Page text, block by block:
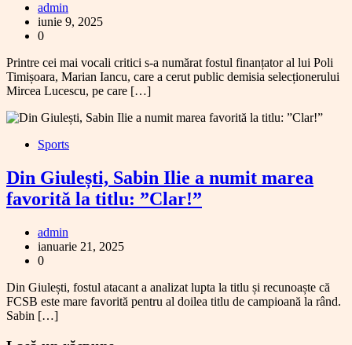
admin
iunie 9, 2025
0
Printre cei mai vocali critici s-a numărat fostul finanțator al lui Poli
Timișoara, Marian Iancu, care a cerut public demisia selecționerului
Mircea Lucescu, pe care […]
Sports
Din Giulești, Sabin Ilie a numit marea
favorită la titlu: ”Clar!”
admin
ianuarie 21, 2025
0
Din Giulești, fostul atacant a analizat lupta la titlu și recunoaște că
FCSB este mare favorită pentru al doilea titlu de campioană la rând.
Sabin […]